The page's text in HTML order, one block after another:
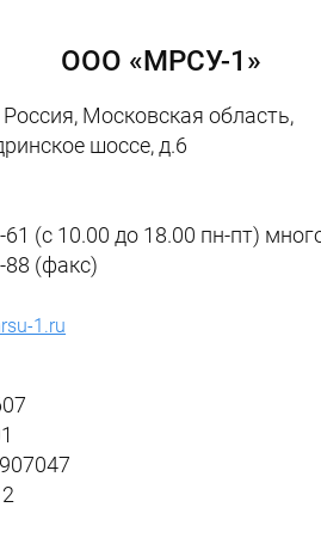
ООО «МРСУ-1»
Московская область,
шоссе, д.6​
(с 10.00 до 18.00 пн-пт)
88 (факс)
1.ru